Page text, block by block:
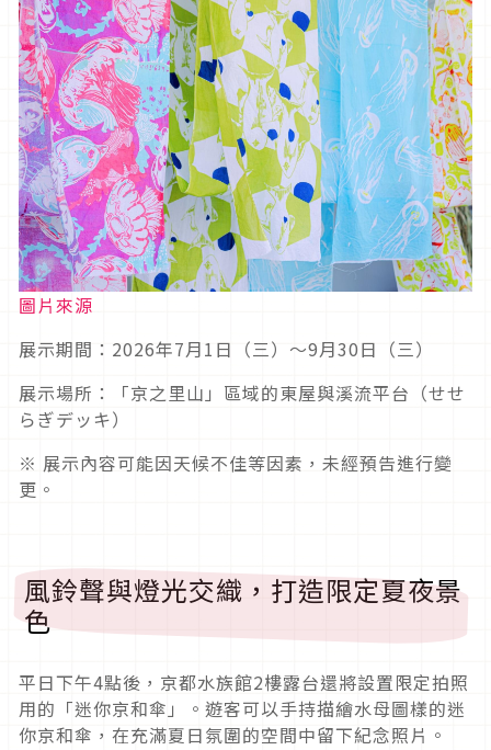
圖片來源
展示期間：2026年7月1日（三）～9月30日（三）
展示場所：「京之里山」區域的東屋與溪流平台（せせ
らぎデッキ）
※ 展示內容可能因天候不佳等因素，未經預告進行變
更。
風鈴聲與燈光交織，打造限定夏夜景
色
平日下午4點後，京都水族館2樓露台還將設置限定拍照
用的「迷你京和傘」。遊客可以手持描繪水母圖樣的迷
你京和傘，在充滿夏日氛圍的空間中留下紀念照片。